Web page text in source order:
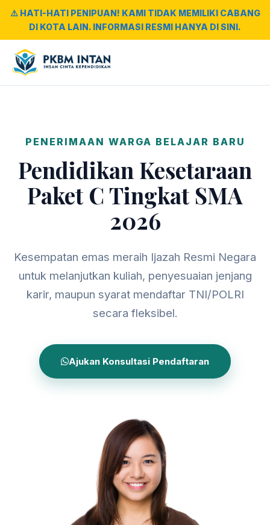
⚠️ HATI-HATI PENIPUAN! KAMI TIDAK MEMILIKI CABANG
DI KOTA LAIN. INFORMASI RESMI HANYA DI SINI.
PENERIMAAN WARGA BELAJAR BARU
Pendidikan Kesetaraan
Paket C Tingkat SMA
2026
Kesempatan emas meraih Ijazah Resmi Negara
untuk melanjutkan kuliah, penyesuaian jenjang
karir, maupun syarat mendaftar TNI/POLRI
secara fleksibel.
Ajukan Konsultasi Pendaftaran